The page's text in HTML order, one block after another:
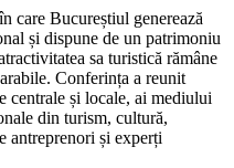
care Bucureștiul generează
și dispune de un patrimoniu
sa turistică rămâne
Conferința a reunit
centrale și locale, ai mediului
din turism, cultură,
antreprenori și experți